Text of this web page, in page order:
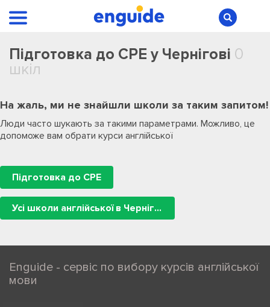
Підготовка до CPE у Чернігові 0
шкіл
На жаль, ми не знайшли школи за таким запитом!
Люди часто шукають за такими параметрами. Можливо, це
допоможе вам обрати курси англійської
Підготовка до CPE
Усі школи англійської в Чернігові
Enguide - сервіс по вибору курсів англійської
мови